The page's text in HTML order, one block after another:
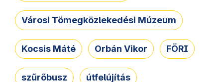
Városi Tömegközlekedési Múzeum
Kocsis Máté Orbán Vikor FÖRI
szűrőbusz útfelújítás